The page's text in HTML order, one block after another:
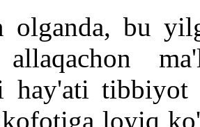
olganda, bu
allaqachon
hay'ati tibbiyot
loyiq